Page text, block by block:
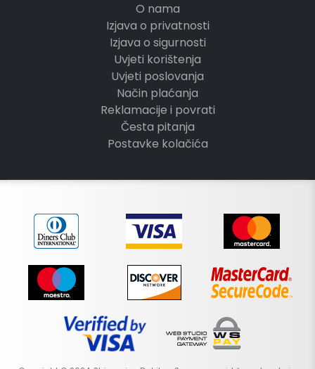
O nama
Izjava o privatnosti
Izjava o sigurnosti
Uvjeti korištenja
Uvjeti poslovanja
Način plaćanja
Reklamacije i povrati
Česta pitanja
Postavke kolačića